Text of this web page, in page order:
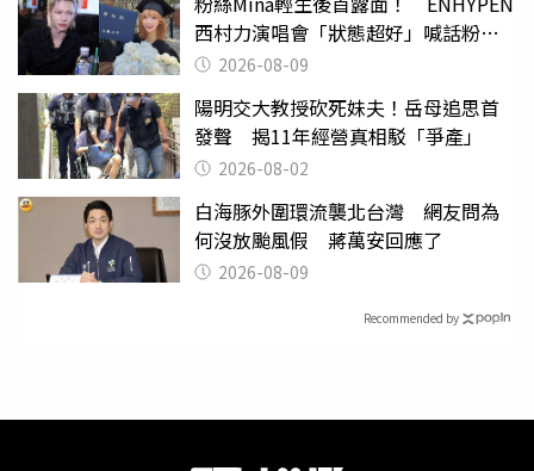
西村力演唱會「狀態超好」喊話粉
絲：我們心意相通
2026-08-09
陽明交大教授砍死妹夫！岳母追思首
發聲 揭11年經營真相駁「爭產」
2026-08-02
白海豚外圍環流襲北台灣 網友問為
何沒放颱風假 蔣萬安回應了
2026-08-09
Recommended by